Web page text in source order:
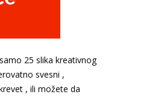
25 slika kreativnog
svesni ,
, ili možete da